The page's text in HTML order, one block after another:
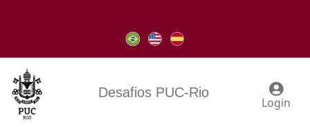
Desafios PUC-Rio
Login